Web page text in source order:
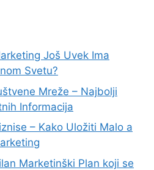
Još Uvek Ima
Svetu?
Mreže – Najbolji
Informacija
– Kako Uložiti Malo a
Marketinški Plan koji se